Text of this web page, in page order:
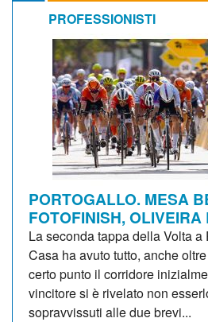
PROFESSIONISTI
PORTOGALLO. MESA
FOTOFINISH,
La seconda tappa della Volta
Casa ha avuto tutto, anche
certo punto il corridore
vincitore si è rivelato non
sopravvissuti alle due brevi...